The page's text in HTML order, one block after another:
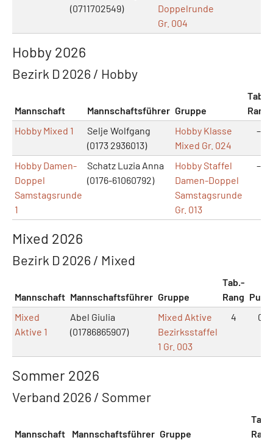
(0711702549)
Doppelrunde
Gr. 004
Hobby 2026
Bezirk D 2026 / Hobby
Mannschaft Mannschaftsführer Gruppe
Tab.-
Rang
Hobby Mixed 1
Selje Wolfgang
(0173 2936013)
Hobby Klasse
Mixed Gr. 024
–
Hobby Damen-
Doppel
Samstagsrunde
1
Schatz Luzia Anna
(0176-61060792)
Hobby Staffel
Damen-Doppel
Samstagsrunde
Gr. 013
–
Mixed 2026
Bezirk D 2026 / Mixed
Mannschaft Mannschaftsführer Gruppe
Tab.-
Rang
Mixed
Aktive 1
Abel Giulia
(01786865907)
Mixed Aktive
Bezirksstaffel
1 Gr. 003
4 0:0
Sommer 2026
Verband 2026 / Sommer
Mannschaft Mannschaftsführer Gruppe
Tab.-
Rang